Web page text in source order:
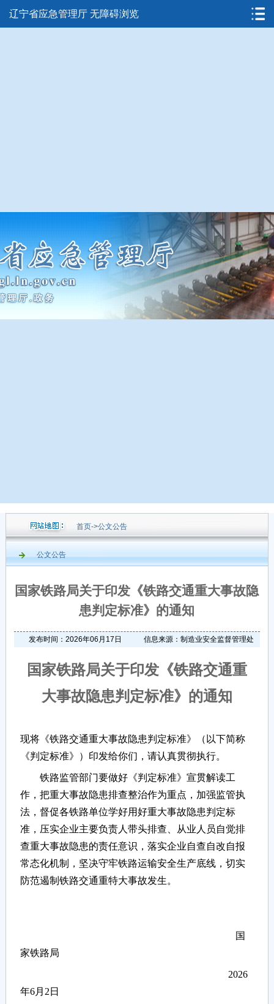
辽宁省应急管理厅 无障碍浏览
首页->公文公告
公文公告
国家铁路局关于印发《铁路交通重大事故隐
患判定标准》的通知
发布时间：2026年06月17日 信息来源：制造业安全监督管理处
国家铁路局关于印发《铁路交通重
大事故隐患判定标准》的通知
现将《铁路交通重大事故隐患判定标准》（以下简称
《判定标准》）印发给你们，请认真贯彻执行。
铁路监管部门要做好《判定标准》宣贯解读工
作，把重大事故隐患排查整治作为重点，加强监管执
法，督促各铁路单位学好用好重大事故隐患判定标
准，压实企业主要负责人带头排查、从业人员自觉排
查重大事故隐患的责任意识，落实企业自查自改自报
常态化机制，坚决守牢铁路运输安全生产底线，切实
防范遏制铁路交通重特大事故发生。
国
家铁路局
2026
年6月2日